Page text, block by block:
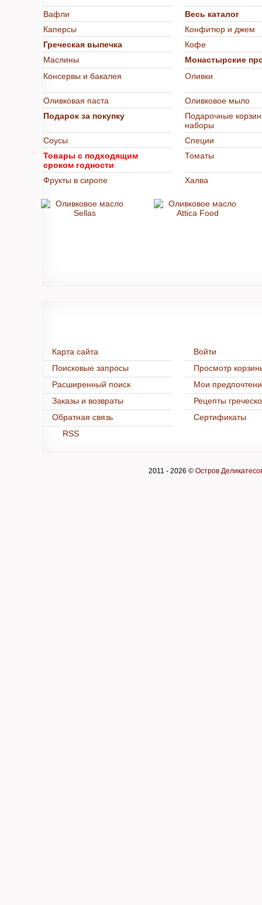
Вафли
Весь каталог
Каперсы
Конфитюр и джем
Греческая выпечка
Кофе
Маслины
Монастырские
Консервы и бакалея
Оливки
Оливковая паста
Оливковое мыло
Подарок за покупку
Подарочные
наборы
Соусы
Специи
Товары с подходящим
сроком годности
Томаты
Фрукты в сиропе Халва
Карта сайта
Поисковые запросы
Расширенный поиск
Заказы и возвраты
Обратная связь
RSS
Войти
Просмотр
Мои
Рецепты
Cертификаты
2011 - 2026 © Остров